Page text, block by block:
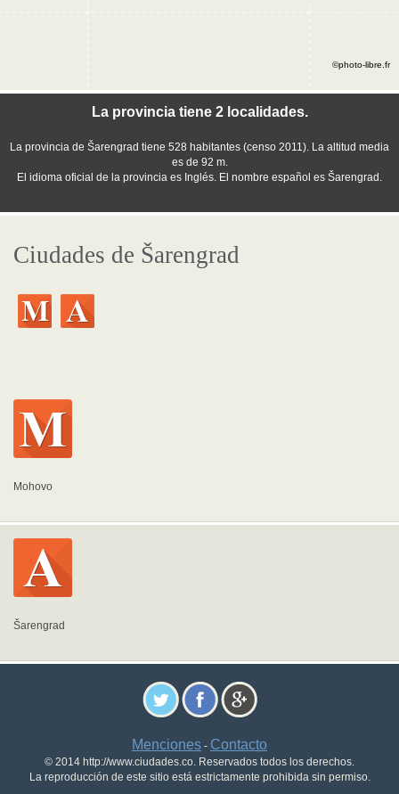
La provincia tiene 2 localidades.
La provincia de Šarengrad tiene 528 habitantes (censo 2011). La altitud media
es de 92 m.
El idioma oficial de la provincia es Inglés. El nombre español es Šarengrad.
©photo-libre.fr
Ciudades de Šarengrad
Mohovo
Šarengrad
Menciones - Contacto
© 2014 http://www.ciudades.co. Reservados todos los derechos.
La reproducción de este sitio está estrictamente prohibida sin permiso.